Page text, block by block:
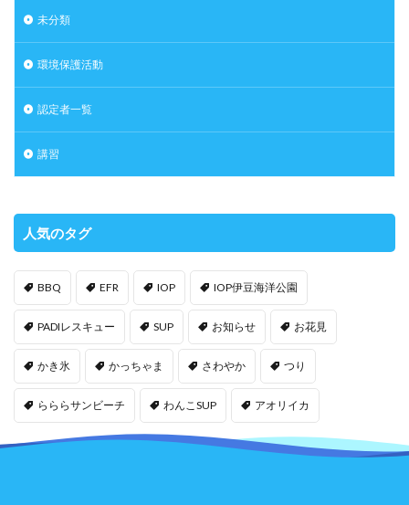
未分類
環境保護活動
認定者一覧
講習
人気のタグ
BBQ EFR IOP IOP伊豆海洋公園
PADIレスキュー SUP お知らせ お花見
かき氷 かっちゃま さわやか つり
らららサンビーチ わんこSUP アオリイカ